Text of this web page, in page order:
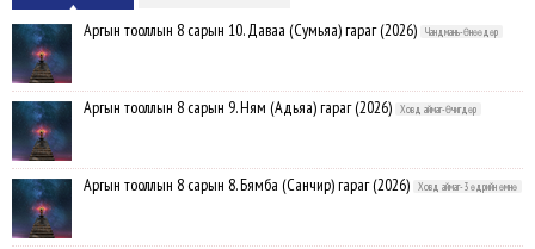
Аргын тооллын 8 сарын 10. Даваа (Сумьяа) гараг (2026) Чандмань-Өнөөдөр
Аргын тооллын 8 сарын 9. Ням (Адьяа) гараг (2026) Ховд аймаг-Өчигдөр
Аргын тооллын 8 сарын 8. Бямба (Санчир) гараг (2026) Ховд аймаг-3 өдрийн өмнө